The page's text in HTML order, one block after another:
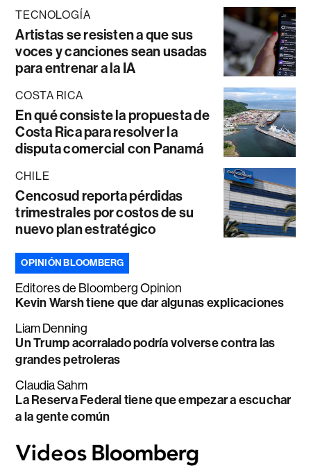
TECNOLOGÍA
Artistas se resisten a que sus
voces y canciones sean usadas
para entrenar a la IA
COSTA RICA
En qué consiste la propuesta de
Costa Rica para resolver la
disputa comercial con Panamá
CHILE
Cencosud reporta pérdidas
trimestrales por costos de su
nuevo plan estratégico
OPINIÓN BLOOMBERG
Editores de Bloomberg Opinion
Kevin Warsh tiene que dar algunas explicaciones
Liam Denning
Un Trump acorralado podría volverse contra las
grandes petroleras
Claudia Sahm
La Reserva Federal tiene que empezar a escuchar
a la gente común